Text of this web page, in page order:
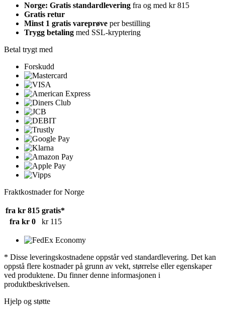
Norge: Gratis standardlevering fra og med kr 815
Gratis retur
Minst 1 gratis vareprøve per bestilling
Trygg betaling med SSL-kryptering
Betal trygt med
Forskudd
Fraktkostnader for Norge
fra kr 815 gratis*
fra kr 0
kr 115
* Disse leveringskostnadene oppstår ved standardlevering. Det kan
oppstå flere kostnader på grunn av vekt, størrelse eller egenskaper
ved produktene. Du finner denne informasjonen i
produktbeskrivelsen.
Hjelp og støtte